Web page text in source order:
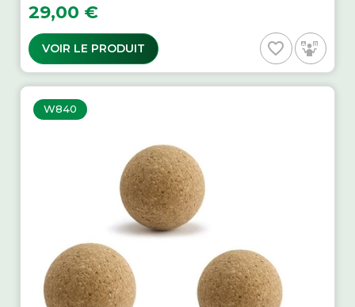
Prix
29,00 €
VOIR LE PRODUIT favorite_border
W840